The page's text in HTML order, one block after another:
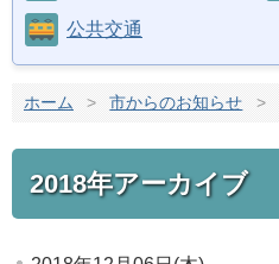
公共交通
ホーム > 市からのお知らせ >
2018年アーカイブ